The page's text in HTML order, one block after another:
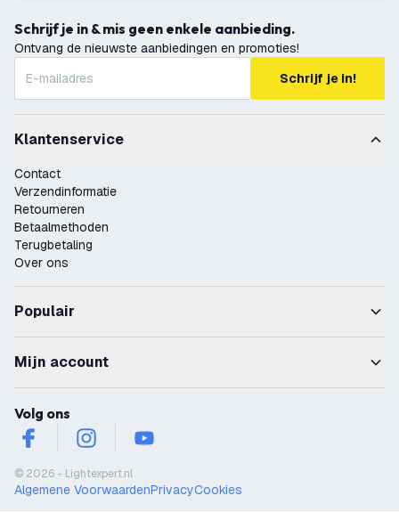
Schrijf je in & mis geen enkele aanbieding.
Ontvang de nieuwste aanbiedingen en promoties!
Schrijf je in!
Klantenservice
Contact
Verzendinformatie
Retourneren
Betaalmethoden
Terugbetaling
Over ons
Populair
Mijn account
Volg ons
facebookinstagramyoutube
© 2026 - Lightexpert.nl
Algemene VoorwaardenPrivacyCookies